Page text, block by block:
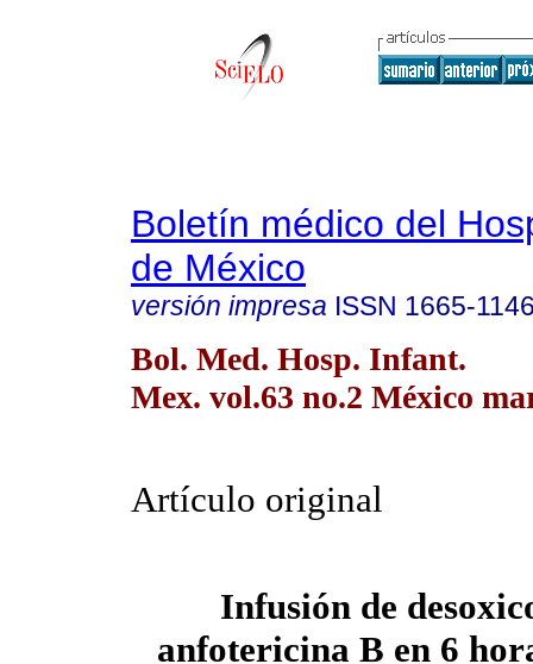
Boletín médico del
de México
versión impresa ISSN 1665-
Bol. Med. Hosp. Infant.
Mex. vol.63 no.2 México
Artículo original
Infusión de
anfotericina B en 6